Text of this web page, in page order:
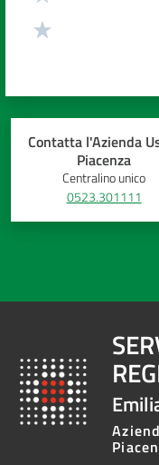
Costruiamo
Salute
Scuole
Imprese
Contatta l'Azienda
Piacenza
Centralino unico
0523.301111